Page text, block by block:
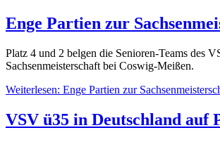
Enge Partien zur
Platz 4 und 2 belgen die Senioren-Teams des
Sachsenmeisterschaft bei Coswig-Meißen.
Weiterlesen: Enge Partien zur
VSV ü35 in Deutschland auf